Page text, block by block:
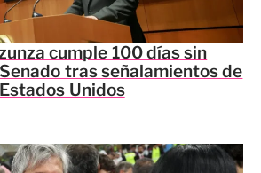
cumple 100 días sin
tras señalamientos de
Estados Unidos